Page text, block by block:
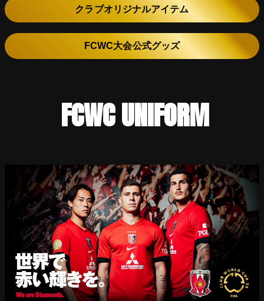
クラブオリジナルアイテム
FCWC大会公式グッズ
FCWC UNIFORM